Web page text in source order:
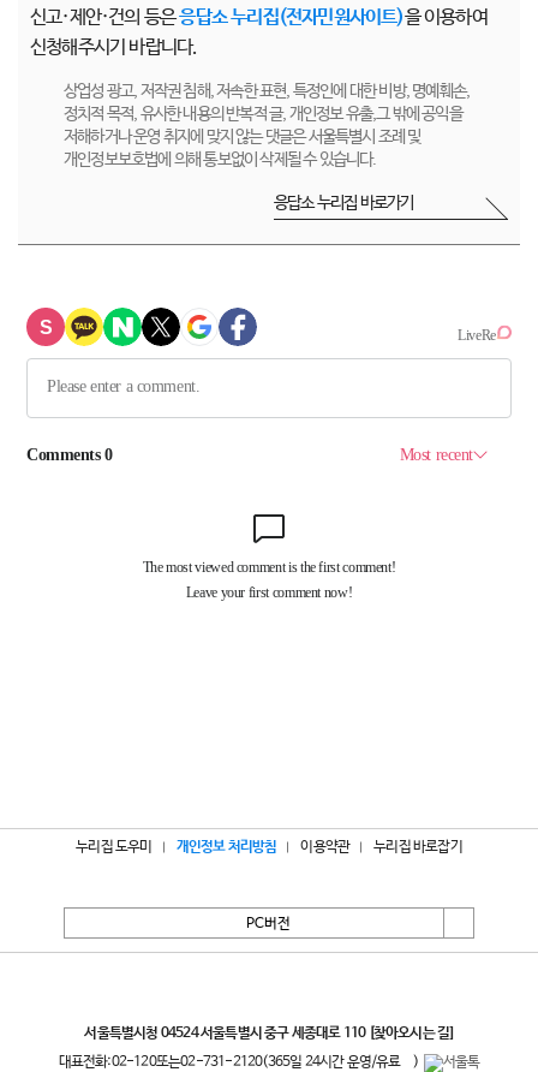
신고·제안·건의 등은응답소 누리집(전자민원사이트)을 이용하여
신청해주시기 바랍니다.
상업성 광고, 저작권 침해, 저속한 표현, 특정인에 대한 비방, 명예훼손,
정치적 목적, 유사한 내용의 반복적 글, 개인정보 유출,그 밖에 공익을
저해하거나 운영 취지에 맞지 않는 댓글은 서울특별시 조례 및
개인정보보호법에 의해 통보없이 삭제될 수 있습니다.
응답소 누리집 바로가기
누리집 도우미 개인정보 처리방침 이용약관 누리집 바로잡기
PC버전
서울특별시청 04524 서울특별시 중구 세종대로 110 [찾아오시는 길]
대표전화:02-120또는02-731-2120(365일 24시간 운영/유료 )